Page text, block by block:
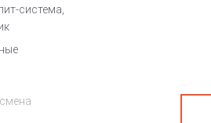
система,